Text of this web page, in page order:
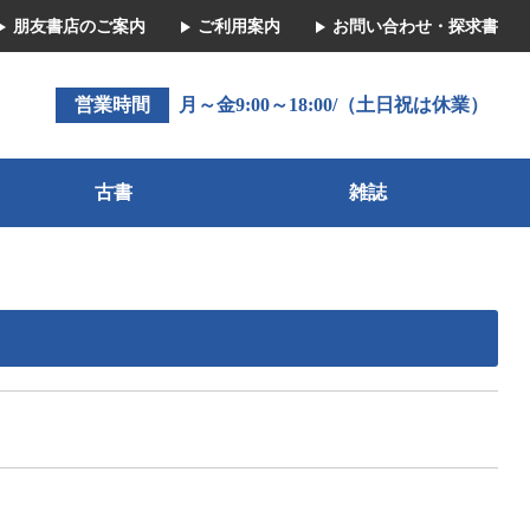
朋友書店のご案内 ご利用案内 お問い合わせ・探求書
営業時間 月～金9:00～18:00/（土日祝は休業）
古書 雑誌